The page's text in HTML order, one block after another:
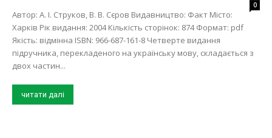
0
Автор: А. І. Струков, В. В. Сєров Видавництво: Факт Місто:
Харків Рік видання: 2004 Кількість сторінок: 874 Формат: pdf
Якість: відмінна ISBN: 966-687-161-8 Четверте видання
підручника, перекладеного на українську мову, складається з
двох частин...
читати далі